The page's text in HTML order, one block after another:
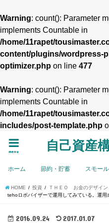
Warning: count(): Parameter
implements Countable in
/home/11rapet/
content/plugins/wordpress-
optimizer.php on line 477
Warning: count(): Parameter
implements Countable in
/home/11rapet/
includes/post-template.php
自己資産
menu
ホーム 節約・貯蓄 スモー
HOME 投資
ＴＨＥＯ お金のデザイン
tehoロボバイザーで運用してみている。運用
2016.09.24 2017.01.07